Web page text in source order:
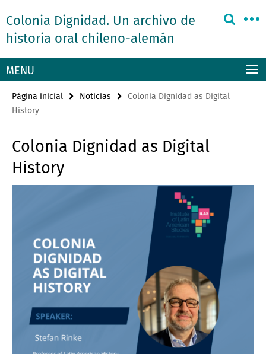
direkt
zu
Colonia Dignidad. Un archivo de
historia oral chileno-alemán
Herramientas
de
MENU
Página inicial Noticias
Colonia Dignidad as Digital
History
Colonia Dignidad as Digital
History